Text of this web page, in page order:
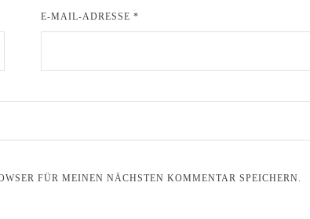
E-MAIL-ADRESSE*
FÜR MEINEN NÄCHSTEN KOMMENTAR SPEICHERN.